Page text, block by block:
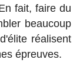
fait, faire du
beaucoup
réalisent
épreuves.